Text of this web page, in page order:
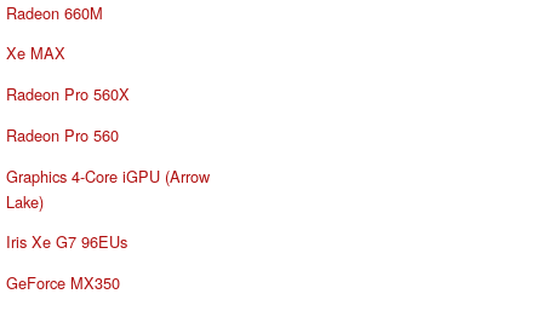
Radeon 660M
Xe MAX
Radeon Pro 560X
Radeon Pro 560
Graphics 4-Core iGPU (Arrow
Lake)
Iris Xe G7 96EUs
GeForce MX350